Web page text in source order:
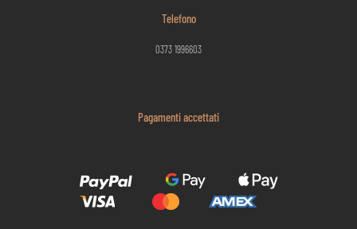
Telefono
0373 1996603
Pagamenti accettati